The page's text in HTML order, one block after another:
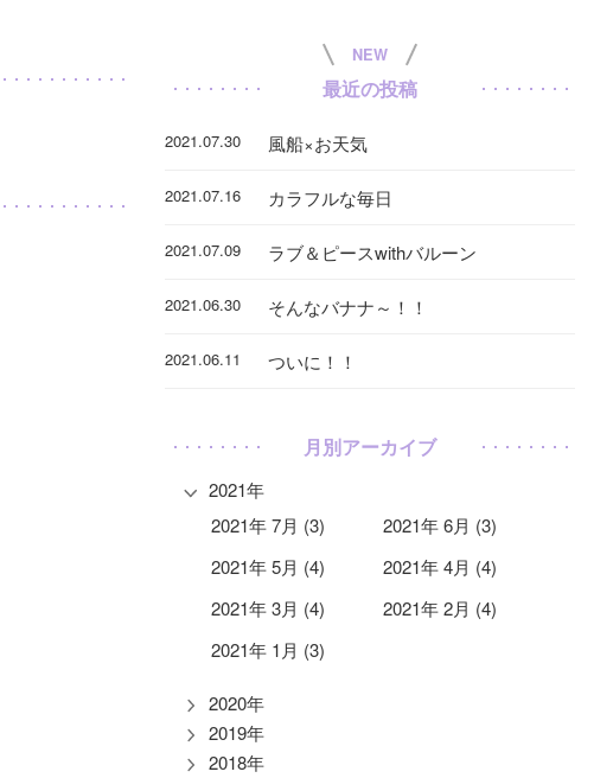
NEW
最近の投稿
2021.07.30 風船×お天気
2021.07.16 カラフルな毎日
2021.07.09 ラブ＆ピースwithバルーン
2021.06.30 そんなバナナ～！！
2021.06.11 ついに！！
月別アーカイブ
2021年
2021年 7月 (3)
2021年 6月 (3)
2021年 5月 (4)
2021年 4月 (4)
2021年 3月 (4)
2021年 2月 (4)
2021年 1月 (3)
2020年
2019年
2018年